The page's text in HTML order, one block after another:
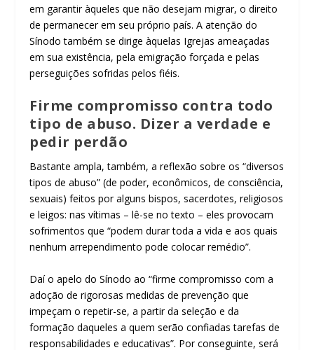
em garantir àqueles que não desejam migrar, o direito
de permanecer em seu próprio país. A atenção do
Sínodo também se dirige àquelas Igrejas ameaçadas
em sua existência, pela emigração forçada e pelas
perseguições sofridas pelos fiéis.
Firme compromisso contra todo
tipo de abuso. Dizer a verdade e
pedir perdão
Bastante ampla, também, a reflexão sobre os “diversos
tipos de abuso” (de poder, econômicos, de consciência,
sexuais) feitos por alguns bispos, sacerdotes, religiosos
e leigos: nas vítimas – lê-se no texto – eles provocam
sofrimentos que “podem ​​durar toda a vida e aos quais
nenhum arrependimento pode colocar remédio”.
Daí o apelo do Sínodo ao “firme compromisso com a
adoção de rigorosas medidas de prevenção que
impeçam o repetir-se, a partir da seleção e da
formação daqueles a quem serão confiadas tarefas de
responsabilidades e educativas”. Por conseguinte, será